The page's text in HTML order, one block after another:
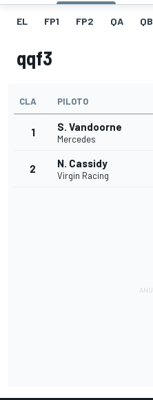
EL FP1 FP2 QA QB
qqf3
CLA PILOTO
1 S. Vandoorne
Mercedes
2 N. Cassidy
Virgin Racing